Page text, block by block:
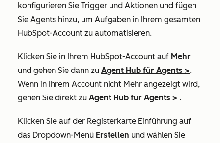
konfigurieren Sie Trigger und Aktionen und fügen
Sie Agents hinzu, um Aufgaben in Ihrem gesamten
HubSpot-Account zu automatisieren.
Klicken Sie in Ihrem HubSpot-Account auf Mehr
und gehen Sie dann zu Agent Hub für Agents >.
Wenn in Ihrem Account nicht Mehr angezeigt wird,
gehen Sie direkt zu Agent Hub für Agents > .
Klicken Sie auf der Registerkarte Einführung auf
das Dropdown-Menü Erstellen und wählen Sie